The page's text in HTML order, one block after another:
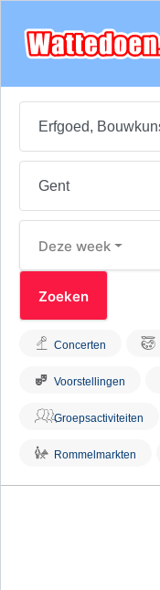
Deze week
Concerten
Voorstellingen
Groepsactiviteiten
Rommelmarkten